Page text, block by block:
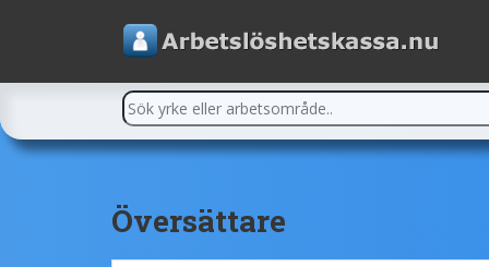
Översättare